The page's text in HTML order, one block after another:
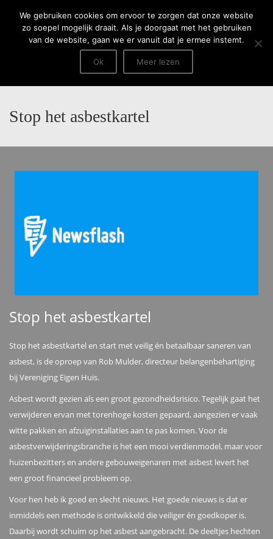
Menu
Stop het asbestkartel
Stop het asbestkartel
Stop het asbestkartel en start met veilig én betaalbaar saneren van
asbest, is de oproep van Rob Mulder, directeur belangenbehartiging
bij Vereniging Eigen Huis.
Asbest wordt gezien als een groot gezondheidsrisico. Tegelijk gaat het
verwijderen ervan met torenhoge kosten gepaard, aangezien er vaak
witte pakken en afzuiginstallaties aan te pas komen. Voor de
asbestverwijderingsbranche is het een mooi verdienmodel, maar voor
huizenbezitters en andere gebouweigenaren met asbest levert het
een groot financieel probleem op.
Voor hen heb ik goed en slecht nieuws. Het goede nieuws is dat er
inmiddels een methode is ontwikkeld die veiliger én goedkoper is.
Daarbij wordt schuim op het asbest aangebracht. De deeltjes hechten
We gebruiken cookies om ervoor te zorgen dat onze website
zo soepel mogelijk draait. Als je doorgaat met het gebruiken
van de website, gaan we er vanuit dat je ermee instemt.
Ok Meer lezen